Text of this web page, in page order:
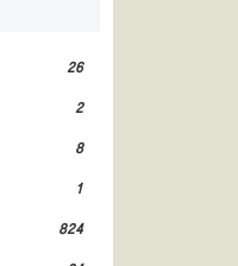
26
2
8
1
824